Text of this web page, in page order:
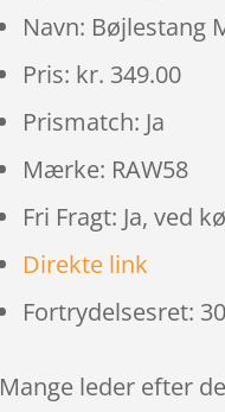
Navn: Bøjlestang
Pris: kr. 349.00
Prismatch: Ja
Mærke: RAW58
Fri Fragt: Ja, ved
Direkte link
Fortrydelsesret:
Mange leder efter